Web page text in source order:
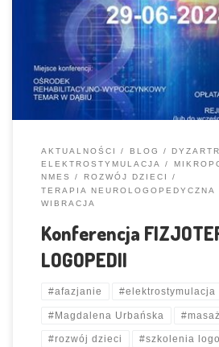
Katedry Patologii i rehabilitacji Mowy UZ:
Odbędzie się w pięknym miejscu, tuż nad
współczesne zagadnienia związane z
[…]
AKTUALNOŚCI BLOG
ELEKTROSTYMULACJA
NMES
ROZWÓJ DZIECI
TERAPIA NEUROLOGOPEDYCZNA
WIBRACJA
Konferencja
LOGOPEDII
#afazjanie #elektrostymulacja
#Magdalena Urbańska #masaż
#rozwój dzieci #szkolenia